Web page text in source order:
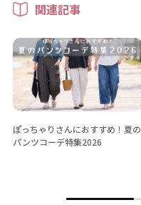
関連記事
ぽっちゃりさんにおすすめ！夏の
パンツコーデ特集2026